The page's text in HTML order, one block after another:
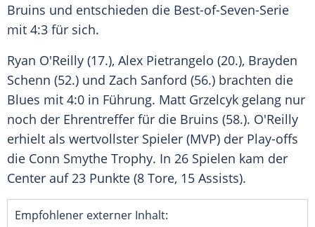
Bruins und entschieden die Best-of-Seven-Serie
mit 4:3 für sich.
Ryan O'Reilly (17.), Alex Pietrangelo (20.), Brayden
Schenn (52.) und Zach Sanford (56.) brachten die
Blues mit 4:0 in Führung. Matt Grzelcyk gelang nur
noch der Ehrentreffer für die Bruins (58.). O'Reilly
erhielt als wertvollster Spieler (MVP) der Play-offs
die Conn Smythe Trophy. In 26 Spielen kam der
Center auf 23 Punkte (8 Tore, 15 Assists).
Empfohlener externer Inhalt: